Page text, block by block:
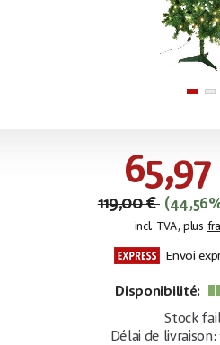
119,00 €
incl. TVA, plus
Envoi
Disponibilité:
Stock
Délai de livraison: